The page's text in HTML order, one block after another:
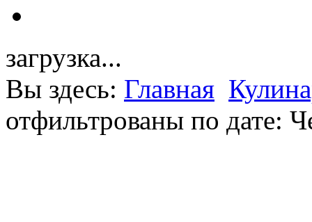
загрузка...
Вы здесь: Главная
отфильтрованы по дате: